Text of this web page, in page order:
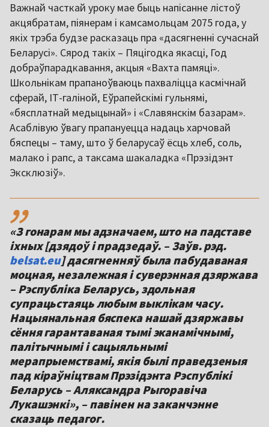
Важнай часткай уроку мае быць напісанне лістоў
акцябратам, піянерам і камсамольцам 2075 года, у
якіх трэба будзе расказаць пра «дасягненні сучаснай
Беларусі». Сярод такіх – Пяцігодка якасці, Год
добраўпарадкавання, акцыя «Вахта памяці».
Школьнікам прапаноўваюць пахваліцца касмічнай
сферай, ІТ-галіной, Еўрапейскімі гульнямі,
«бясплатнай медыцынай» і «Славянскім базарам».
Асаблівую ўвагу прапануецца надаць харчовай
бяспецы – таму, што ў беларусаў ёсць хлеб, соль,
малако і рапс, а таксама шакаладка «Прэзідэнт
Эксклюзіў».
,,
«З гонарам мы адзначаем, што на падставе
іхных [дзядоў і прадзедаў. – Заўв. рэд.
belsat.eu] дасягненняў была пабудаваная
моцная, незалежная і суверэнная дзяржава
– Рэспубліка Беларусь, здольная
супрацьстаяць любым выклікам часу.
Нацыянальная бяспека нашай дзяржавы
сёння гарантаваная тымі эканамічнымі,
палітычнымі і сацыяльнымі
мерапрыемствамі, якія былі праведзеныя
пад кіраўніцтвам Прэзідэнта Рэспублікі
Беларусь – Аляксандра Рыгоравіча
Лукашэнкі», – павінен на заканчэнне
сказаць педагог.